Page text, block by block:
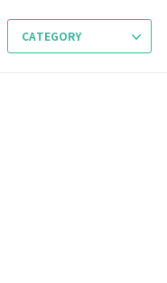
CATEGORY